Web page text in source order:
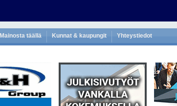
Mainosta täällä Kunnat & kaupungit Yhteystiedot